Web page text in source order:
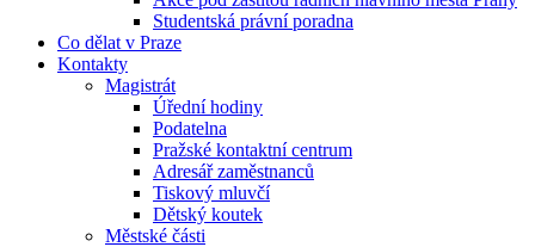
Studentská právní poradna
Co dělat v Praze
Kontakty
Magistrát
Úřední hodiny
Podatelna
Pražské kontaktní centrum
Adresář zaměstnanců
Tiskový mluvčí
Dětský koutek
Městské části